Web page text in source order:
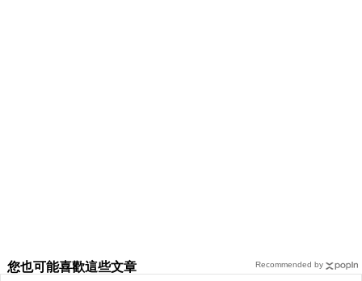
您也可能喜歡這些文章
Recommended by